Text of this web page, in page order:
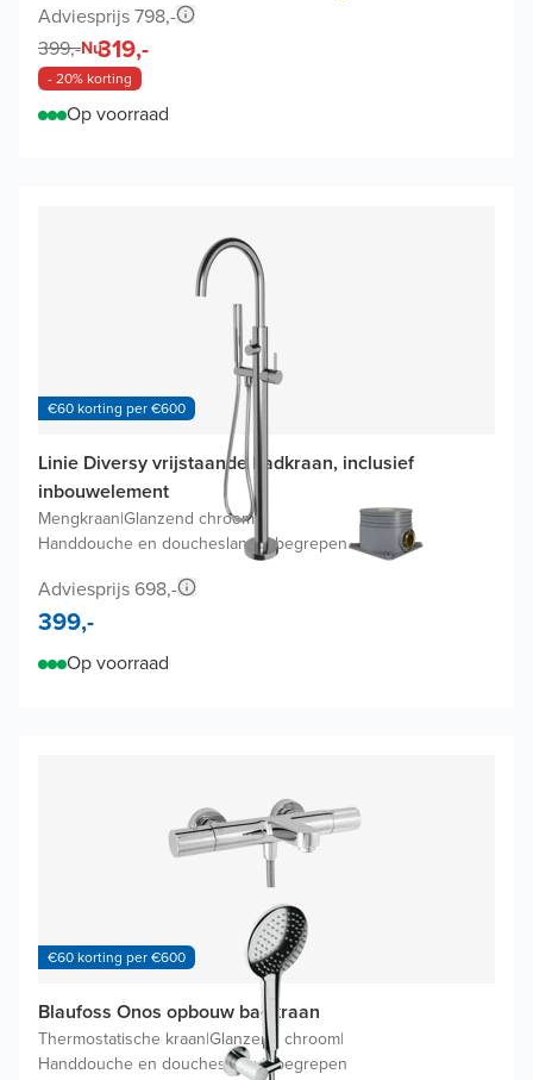
Adviesprijs 798,-
399,-Nu319,-
- 20% korting
Op voorraad
€60 korting per €600
Linie Diversy vrijstaande badkraan, inclusief
inbouwelement
Mengkraan|Glanzend chroom|
Handdouche en doucheslang inbegrepen
Adviesprijs 698,-
399,-
Op voorraad
€60 korting per €600
Blaufoss Onos opbouw badkraan
Thermostatische kraan|Glanzend chroom|
Handdouche en doucheslang inbegrepen